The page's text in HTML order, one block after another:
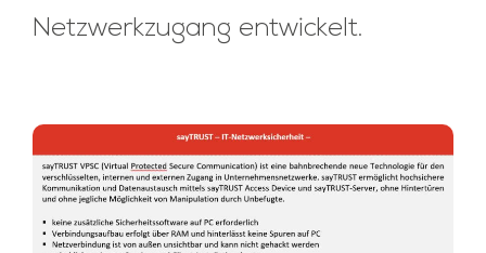
Netzwerkzugang entwickelt.